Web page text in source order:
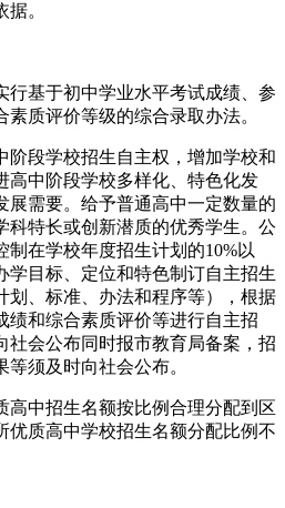
。
基于初中学业水平考试成绩、参
质评价等级的综合录取办法。
段学校招生自主权，增加学校和
高中阶段学校多样化、特色化发
展需要。给予普通高中一定数量的
科特长或创新潜质的优秀学生。公
制在学校年度招生计划的10%以
学目标、定位和特色制订自主招生
划、标准、办法和程序等），根据
绩和综合素质评价等进行自主招
社会公布同时报市教育局备案，招
须及时向社会公布。
中招生名额按比例合理分配到区
优质高中学校招生名额分配比例不